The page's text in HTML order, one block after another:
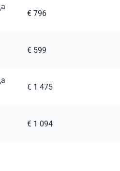
€ 796
€ 599
€ 1 475
€ 1 094